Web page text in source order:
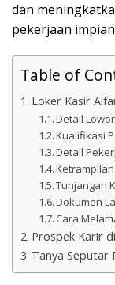
dan
pekerjaan
Table of
Loker Kasir
Detail
Kualifikasi
Detail
Tunjangan
Dokumen
Cara
Prospek Karir
Tanya Seputar